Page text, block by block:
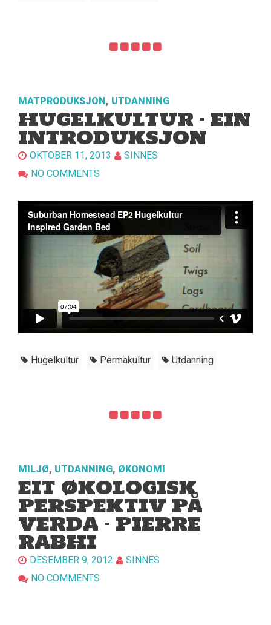
MATPRODUKSJON, UTDANNING
HUGELKULTUR – EIN
INTRODUKSJON
OKTOBER 11, 2013
SINNES
NO COMMENTS
Hugelkultur Permakultur Utdanning
MILJØ, UTDANNING, ØKONOMI
EIT ØKOLOGISK
PERSPEKTIV PÅ
VERDA – PIERRE
RABHI
DESEMBER 9, 2012
SINNES
NO COMMENTS